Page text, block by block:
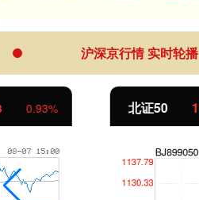
沪深京行情 实时轮播
北证50 1134.24 11.37